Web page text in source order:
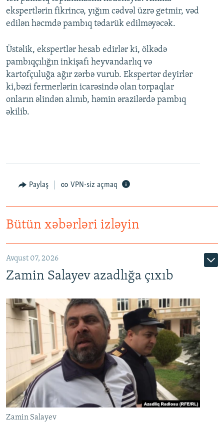
ekspertlərin fikrincə, yığım cədvəl üzrə getmir, vəd
edilən həcmdə pambıq tədarük edilməyəcək.
Üstəlik, ekspertlər hesab edirlər ki, ölkədə
pambıqçılığın inkişafı heyvandarlıq və
kartofçuluğa ağır zərbə vurub. Ekspertər deyirlər
ki,bəzi fermerlərin icarəsində olan torpaqlar
onların əlindən alınıb, həmin ərazilərdə pambıq
əkilib.
Paylaş VPN-siz açmaq
Bütün xəbərləri izləyin
Avqust 07, 2026
Zamin Salayev azadlığa çıxıb
Zamin Salayev